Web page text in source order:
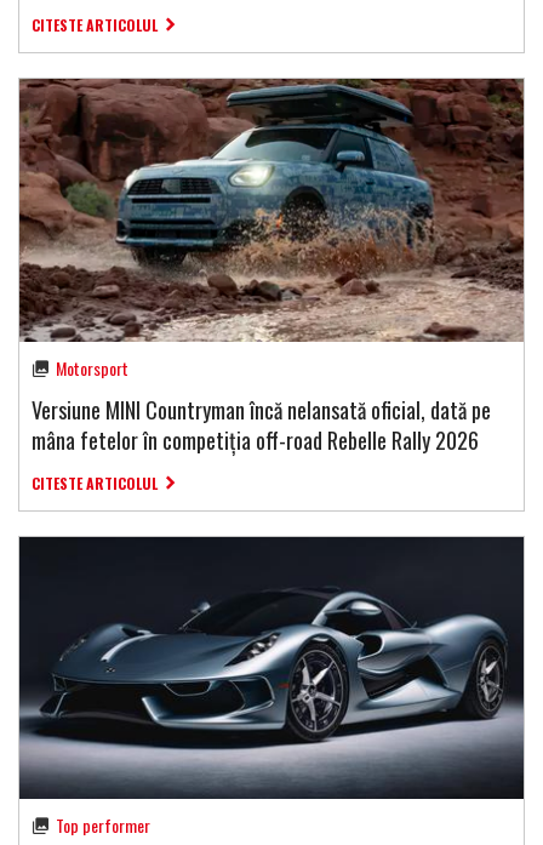
CITESTE ARTICOLUL
Motorsport
Versiune MINI Countryman încă nelansată oficial, dată pe
mâna fetelor în competiția off-road Rebelle Rally 2026
CITESTE ARTICOLUL
Top performer